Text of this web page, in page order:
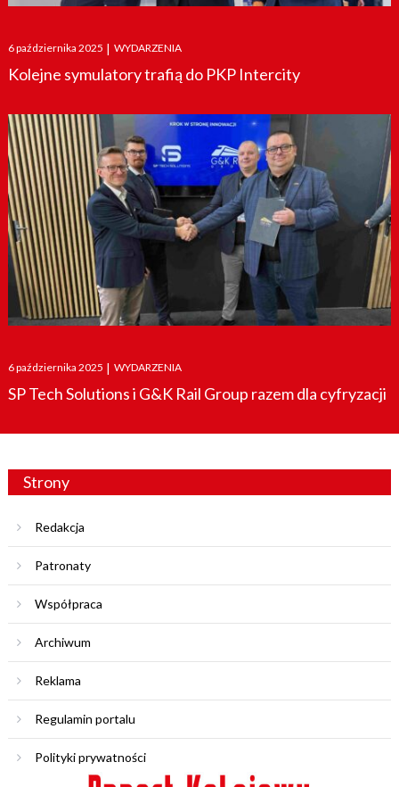
Posted
on
6 października 2025 | WYDARZENIA
Kolejne symulatory trafią do PKP Intercity
Posted
on
6 października 2025 | WYDARZENIA
SP Tech Solutions i G&K Rail Group razem dla cyfryzacji
Strony
Redakcja
Patronaty
Współpraca
Archiwum
Reklama
Regulamin portalu
Polityki prywatności